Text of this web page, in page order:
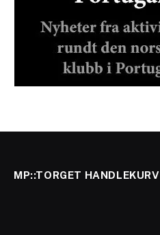
MP::TORGET HANDLEKURV